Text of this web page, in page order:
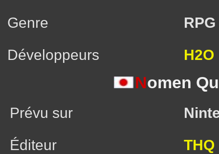
Genre
RPG
Développeurs
Nomen
Prévu sur
Éditeur
THQ